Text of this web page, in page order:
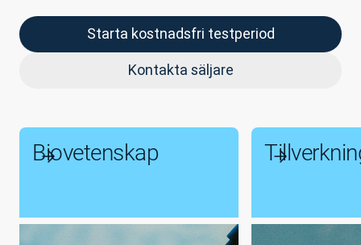
Starta kostnadsfri testperiod
Kontakta säljare
Biovetenskap